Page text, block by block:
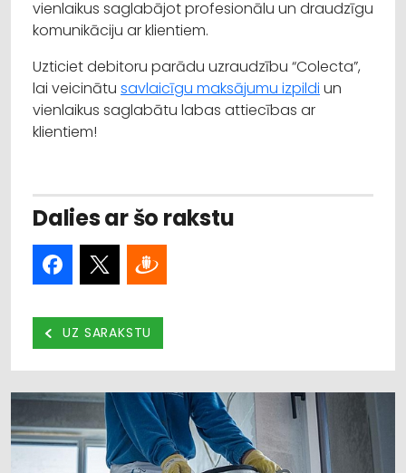
vienlaikus saglabājot profesionālu un draudzīgu
komunikāciju ar klientiem.
Uzticiet debitoru parādu uzraudzību “Colecta”,
lai veicinātu savlaicīgu maksājumu izpildi un
vienlaikus saglabātu labas attiecības ar
klientiem!
Dalies ar šo rakstu
UZ SARAKSTU